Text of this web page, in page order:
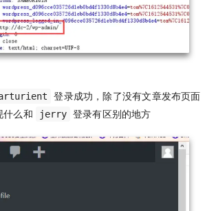
登录成功，除了没有文章发布页面
什么和
jerry 登录有区别的地方